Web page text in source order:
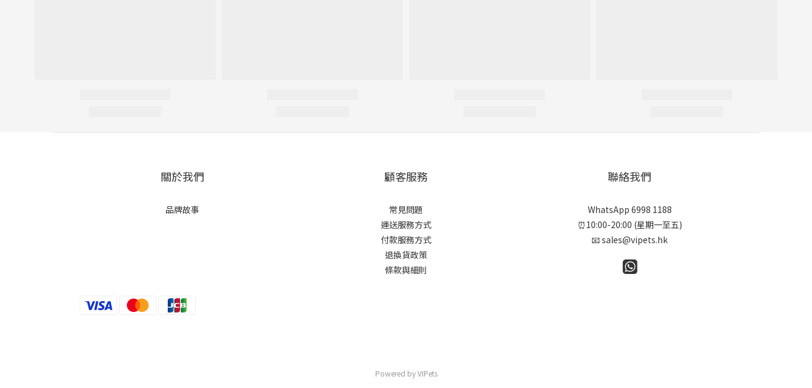
關於我們
品牌故事
顧客服務
常見問題
運送服務方式
付款服務方式
退換貨政策
條款與細則
聯絡我們
WhatsApp 6998 1188
⏰10:00-20:00 (星期一至五)
📧 sales@vipets.hk
Powered by VIPets